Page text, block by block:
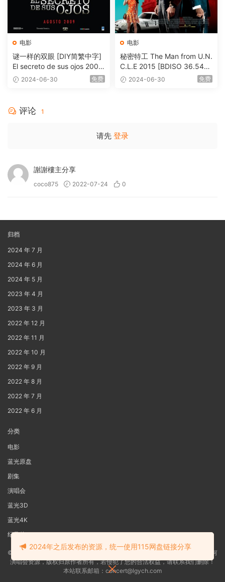
电影
谜一样的双眼 [DIY简繁中字]
El secreto de sus ojos 2009
1080p Blu-ray AVC DTS-HD
2024-06-30 免费
电影
秘密特工 The Man from U.N.
C.L.E 2015 [BDISO 36.54G
B] 2024-06-30 免费
评论 1
请先 登录
謝謝樓主分享
coco875 2022-07-24 0
归档
2024 年 7 月
2024 年 6 月
2024 年 5 月
2023 年 4 月
2023 年 3 月
2022 年 12 月
2022 年 11 月
2022 年 10 月
2022 年 9 月
2022 年 8 月
2022 年 7 月
2022 年 6 月
分类
电影
蓝光原盘
剧集
演唱会
蓝光3D
蓝光4K
纪录片
©2022 蓝光电影网本站资源来源于网络用户网盘投稿，本站服务器不储存任何
演唱会资源，版权归原作者所有，若侵犯了您的合法权益，请联系我们删除！
本站联系邮箱：concert@lgych.com
2024年之后发布的资源，统一使用115网盘链接分享